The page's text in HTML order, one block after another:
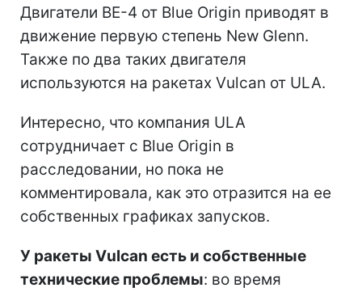
Двигатели BE-4 от Blue Origin приводят в
движение первую степень New Glenn.
Также по два таких двигателя
используются на ракетах Vulcan от ULA.
Интересно, что компания ULA
сотрудничает с Blue Origin в
расследовании, но пока не
комментировала, как это отразится на ее
собственных графиках запусков.
У ракеты Vulcan есть и собственные
технические проблемы: во время